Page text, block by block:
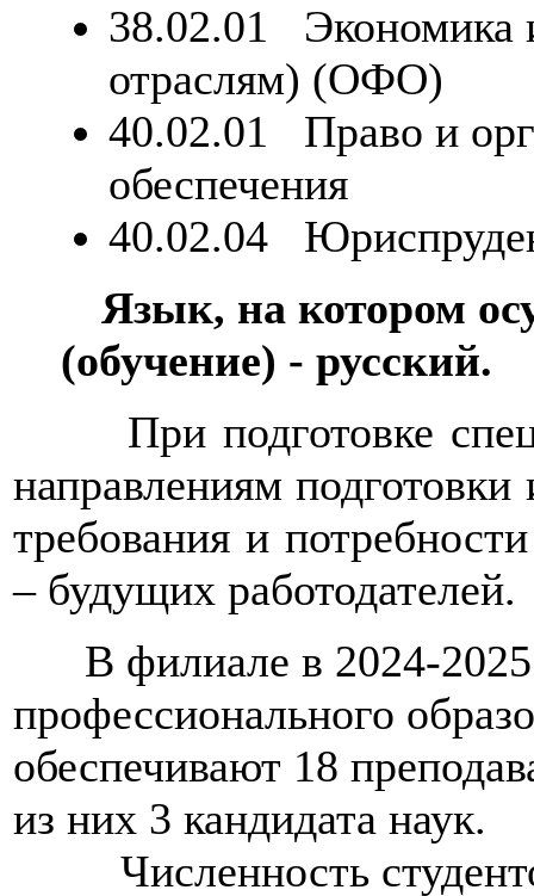
38.02.01 Экономика
отраслям) (ОФО)
40.02.01 Право и
обеспечения
40.02.04
Язык, на котором
(обучение) - русский.
При подготовке
направлениям подготовки
требования и
– будущих работодателей.
В филиале в 2024-2025
профессионального
обеспечивают 18
из них 3 кандидата наук.
Численность